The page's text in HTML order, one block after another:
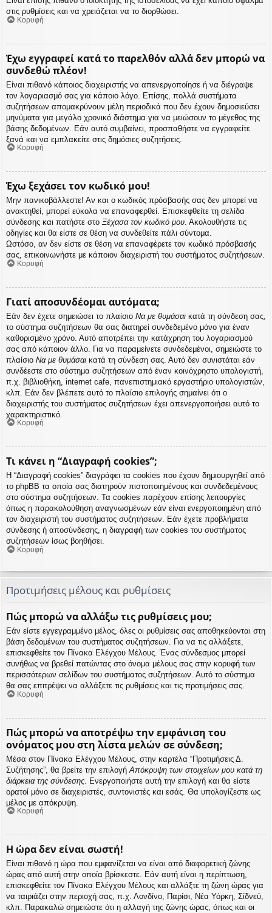
στις ρυθμίσεις και να χρειάζεται να το διορθώσει.
Κορυφή
Έχω εγγραφεί κατά το παρελθόν αλλά δεν μπορώ να
συνδεθώ πλέον!
Είναι πιθανό κάποιος διαχειριστής να απενεργοποίησε ή να διέγραψε
τον λογαριασμό σας για κάποιο λόγο. Επίσης, πολλά συστήματα
συζητήσεων απομακρύνουν μέλη περιοδικά που δεν έχουν δημοσιεύσει
μηνύματα για μεγάλο χρονικό διάστημα για να μειώσουν το μέγεθος της
βάσης δεδομένων. Εάν αυτό συμβαίνει, προσπαθήστε να εγγραφείτε
ξανά και να εμπλακείτε στις δημόσιες συζητήσεις.
Κορυφή
Έχω ξεχάσει τον κωδικό μου!
Μην πανικοβάλλεστε! Αν και ο κωδικός πρόσβασής σας δεν μπορεί να
ανακτηθεί, μπορεί εύκολα να επαναφερθεί. Επισκεφθείτε τη σελίδα
σύνδεσης και πατήστε στο Ξέχασα τον κωδικό μου. Ακολουθήστε τις
οδηγίες και θα είστε σε θέση να συνδεθείτε πάλι σύντομα.
Ωστόσο, αν δεν είστε σε θέση να επαναφέρετε τον κωδικό πρόσβασής
σας, επικοινωνήστε με κάποιον διαχειριστή του συστήματος συζητήσεων.
Κορυφή
Γιατί αποσυνδέομαι αυτόματα;
Εάν δεν έχετε σημειώσει το πλαίσιο Να με θυμάσαι κατά τη σύνδεση σας,
το σύστημα συζητήσεων θα σας διατηρεί συνδεδεμένο μόνο για έναν
καθορισμένο χρόνο. Αυτό αποτρέπει την κατάχρηση του λογαριασμού
σας από κάποιον άλλο. Για να παραμείνετε συνδεδεμένοι, σημειώστε το
πλαίσιο Να με θυμάσαι κατά τη σύνδεση σας. Αυτό δεν συνιστάται εάν
συνδέεστε στο σύστημα συζητήσεων από έναν κοινόχρηστο υπολογιστή,
π.χ. βιβλιοθήκη, internet cafe, πανεπιστημιακό εργαστήριο υπολογιστών,
κλπ. Εάν δεν βλέπετε αυτό το πλαίσιο επιλογής σημαίνει ότι ο
διαχειριστής του συστήματος συζητήσεων έχει απενεργοποιήσει αυτό το
χαρακτηριστικό.
Κορυφή
Τι κάνει η “Διαγραφή cookies”;
Η “Διαγραφή cookies” διαγράφει τα cookies που έχουν δημιουργηθεί από
το phpBB τα οποία σας διατηρούν πιστοποιημένους και συνδεδεμένους
στο σύστημα συζητήσεων. Τα cookies παρέχουν επίσης λειτουργίες
όπως η παρακολούθηση αναγνωσμένων εάν είναι ενεργοποιημένη από
τον διαχειριστή του συστήματος συζητήσεων. Εάν έχετε προβλήματα
σύνδεσης ή αποσύνδεσης, η διαγραφή των cookies του συστήματος
συζητήσεων ίσως βοηθήσει.
Κορυφή
Προτιμήσεις μέλους και ρυθμίσεις
Πώς μπορώ να αλλάξω τις ρυθμίσεις μου;
Εάν είστε εγγεγραμμένο μέλος, όλες οι ρυθμίσεις σας αποθηκεύονται στη
βάση δεδομένων του συστήματος συζητήσεων. Για να τις αλλάξετε,
επισκεφθείτε τον Πίνακα Ελέγχου Μέλους. Ένας σύνδεσμος μπορεί
συνήθως να βρεθεί πατώντας στο όνομα μέλους σας στην κορυφή των
περισσότερων σελίδων του συστήματος συζητήσεων. Αυτό το σύστημα
θα σας επιτρέψει να αλλάξετε τις ρυθμίσεις και τις προτιμήσεις σας.
Κορυφή
Πώς μπορώ να αποτρέψω την εμφάνιση του
ονόματος μου στη λίστα μελών σε σύνδεση;
Μέσα στον Πίνακα Ελέγχου Μέλους, στην καρτέλα “Προτιμήσεις Δ.
Συζήτησης”, θα βρείτε την επιλογή Απόκρυψη των στοιχείων μου κατά τη
διάρκεια της σύνδεσης . Ενεργοποιήστε αυτή την επιλογή και θα είστε
ορατοί μόνο σε διαχειριστές, συντονιστές και εσάς. Θα υπολογίζεστε ως
μέλος με απόκρυψη.
Κορυφή
Η ώρα δεν είναι σωστή!
Είναι πιθανό η ώρα που εμφανίζεται να είναι από διαφορετική ζώνης
ώρας από αυτή στην οποία βρίσκεστε. Εάν αυτή είναι η περίπτωση,
επισκεφθείτε τον Πίνακα Ελέγχου Μέλους και αλλάξτε τη ζώνη ώρας για
να ταιριάζει στην περιοχή σας, π.χ. Λονδίνο, Παρίσι, Νέα Υόρκη, Σίδνεϋ,
κλπ. Παρακαλώ σημειώστε ότι η αλλαγή της ζώνης ώρας, όπως και οι